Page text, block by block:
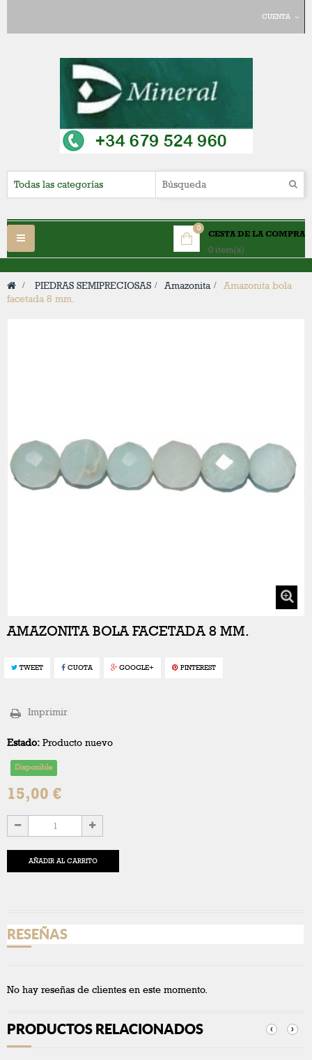
CUENTA
CESTA DE LA COMPRA
0 item(s)
0
Navegación
Toggle
> PIEDRAS SEMIPRECIOSAS > Amazonita > Amazonita bola
facetada 8 mm.
AMAZONITA BOLA FACETADA 8 MM.
TWEET CUOTA GOOGLE+ PINTEREST
Imprimir
Estado: Producto nuevo
Disponible
15,00 €
AÑADIR AL CARRITO
RESEÑAS
No hay reseñas de clientes en este momento.
PRODUCTOS RELACIONADOS ‹ ›